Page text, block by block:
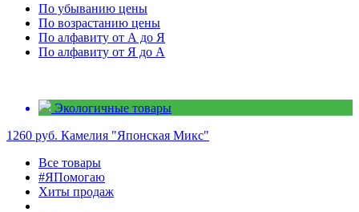
По убыванию цены
По возрастанию цены
По алфавиту от А до Я
По алфавиту от Я до А
Экологичные товары
1260 руб. Камелия "Японская Микс"
Все товары
#ЯПомогаю
Хиты продаж